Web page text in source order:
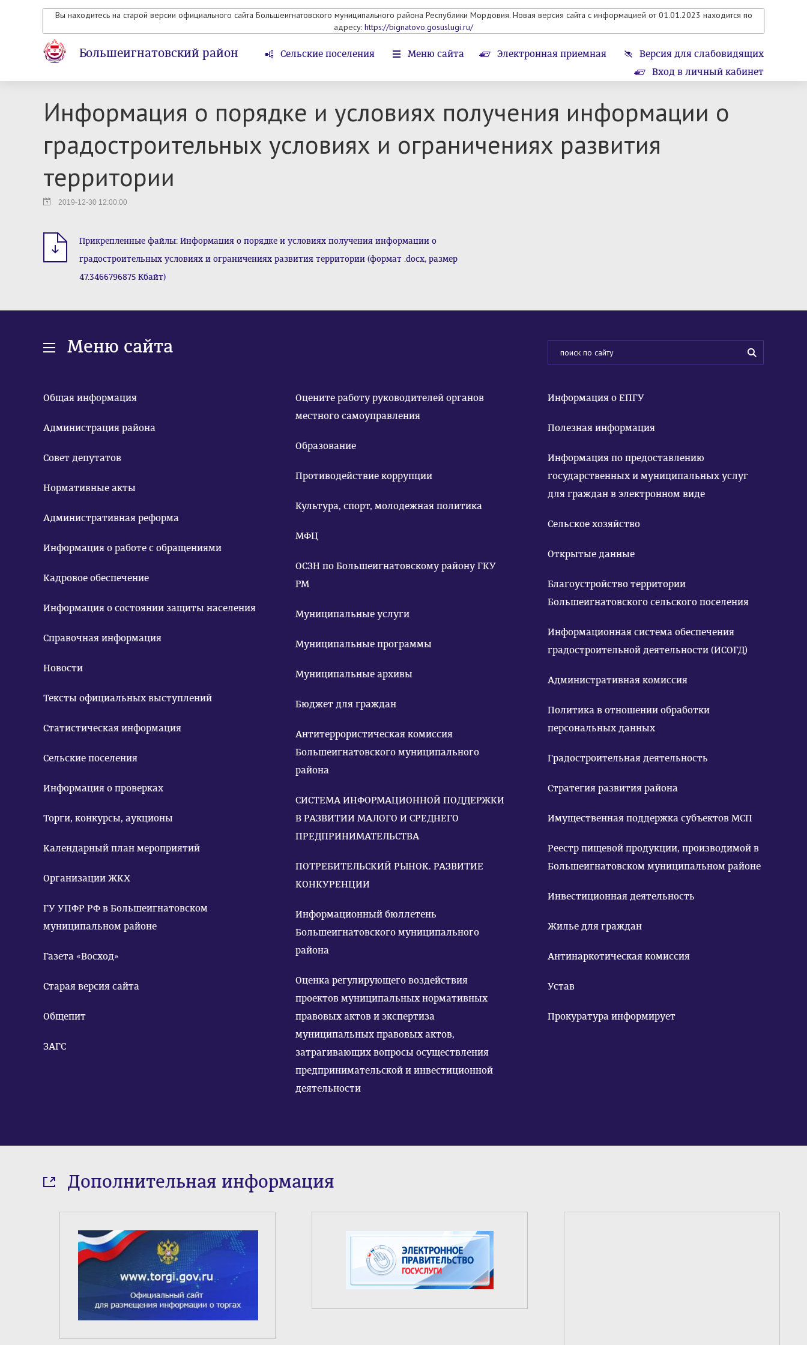
Вы находитесь на старой версии официального сайта Большеигнатовского муниципального района Республики Мордовия. Новая версия сайта с информацией от 01.01.2023 находится по
адресу: https://bignatovo.gosuslugi.ru/
Большеигнатовский район Сельские поселения Меню сайта Электронная приемная
Версия для слабовидящих
Вход в личный кабинет
Информация о порядке и условиях получения информации о
градостроительных условиях и ограничениях развития
территории
2019-12-30 12:00:00
Прикрепленные файлы: Информация о порядке и условиях получения информации о
градостроительных условиях и ограничениях развития территории (формат .docx, размер
47.3466796875 Кбайт)
Меню сайта
Общая информация
Администрация района
Совет депутатов
Нормативные акты
Административная реформа
Информация о работе с обращениями
Кадровое обеспечение
Информация о состоянии защиты населения
Справочная информация
Новости
Тексты официальных выступлений
Статистическая информация
Сельские поселения
Информация о проверках
Торги, конкурсы, аукционы
Календарный план мероприятий
Организации ЖКХ
ГУ УПФР РФ в Большеигнатовском
муниципальном районе
Газета «Восход»
Старая версия сайта
Общепит
ЗАГС
Оцените работу руководителей органов
местного самоуправления
Образование
Противодействие коррупции
Культура, спорт, молодежная политика
МФЦ
ОСЗН по Большеигнатовскому району ГКУ
РМ
Муниципальные услуги
Муниципальные программы
Муниципальные архивы
Бюджет для граждан
Антитеррористическая комиссия
Большеигнатовского муниципального
района
СИСТЕМА ИНФОРМАЦИОННОЙ ПОДДЕРЖКИ
В РАЗВИТИИ МАЛОГО И СРЕДНЕГО
ПРЕДПРИНИМАТЕЛЬСТВА
ПОТРЕБИТЕЛЬСКИЙ РЫНОК. РАЗВИТИЕ
КОНКУРЕНЦИИ
Информационный бюллетень
Большеигнатовского муниципального
района
Оценка регулирующего воздействия
проектов муниципальных нормативных
правовых актов и экспертиза
муниципальных правовых актов,
затрагивающих вопросы осуществления
предпринимательской и инвестиционной
деятельности
Информация о ЕПГУ
Полезная информация
Информация по предоставлению
государственных и муниципальных услуг
для граждан в электронном виде
Сельское хозяйство
Открытые данные
Благоустройство территории
Большеигнатовского сельского поселения
Информационная система обеспечения
градостроительной деятельности (ИСОГД)
Административная комиссия
Политика в отношении обработки
персональных данных
Градостроительная деятельность
Стратегия развития района
Имущественная поддержка субъектов МСП
Реестр пищевой продукции, производимой в
Большеигнатовском муниципальном районе
Инвестиционная деятельность
Жилье для граждан
Антинаркотическая комиссия
Устав
Прокуратура информирует
Дополнительная информация